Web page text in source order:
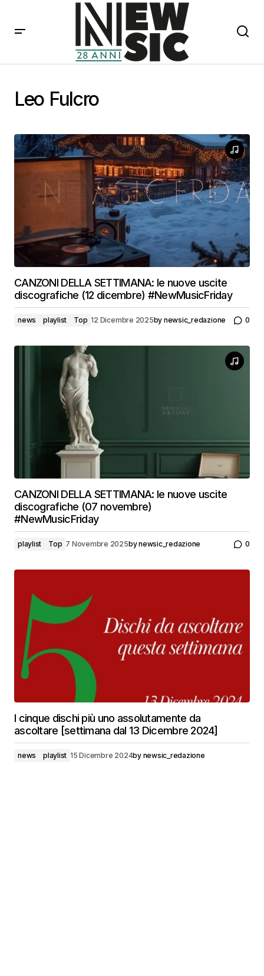
Leo Fulcro
CANZONI DELLA SETTIMANA: le nuove uscite
discografiche (12 dicembre) #NewMusicFriday
news playlist Top 12 Dicembre 2025by newsic_redazione 0
CANZONI DELLA SETTIMANA: le nuove uscite
discografiche (07 novembre)
#NewMusicFriday
playlist Top 7 Novembre 2025bynewsic_redazione 0
I cinque dischi più uno assolutamente da
ascoltare [settimana dal 13 Dicembre 2024]
news playlist 15 Dicembre 2024by newsic_redazione